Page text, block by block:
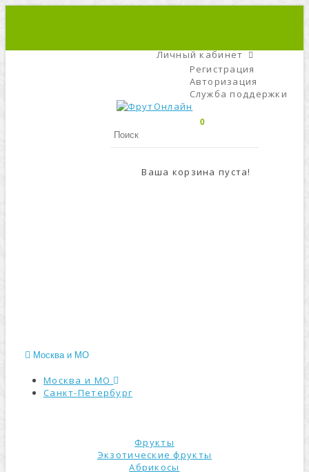
Личный кабинет
Регистрация
Авторизация
Служба поддержки
0
Ваша корзина пуста!
Москва и МО
Москва и МО
Санкт-Петербург
Фрукты
Экзотические фрукты
Абрикосы